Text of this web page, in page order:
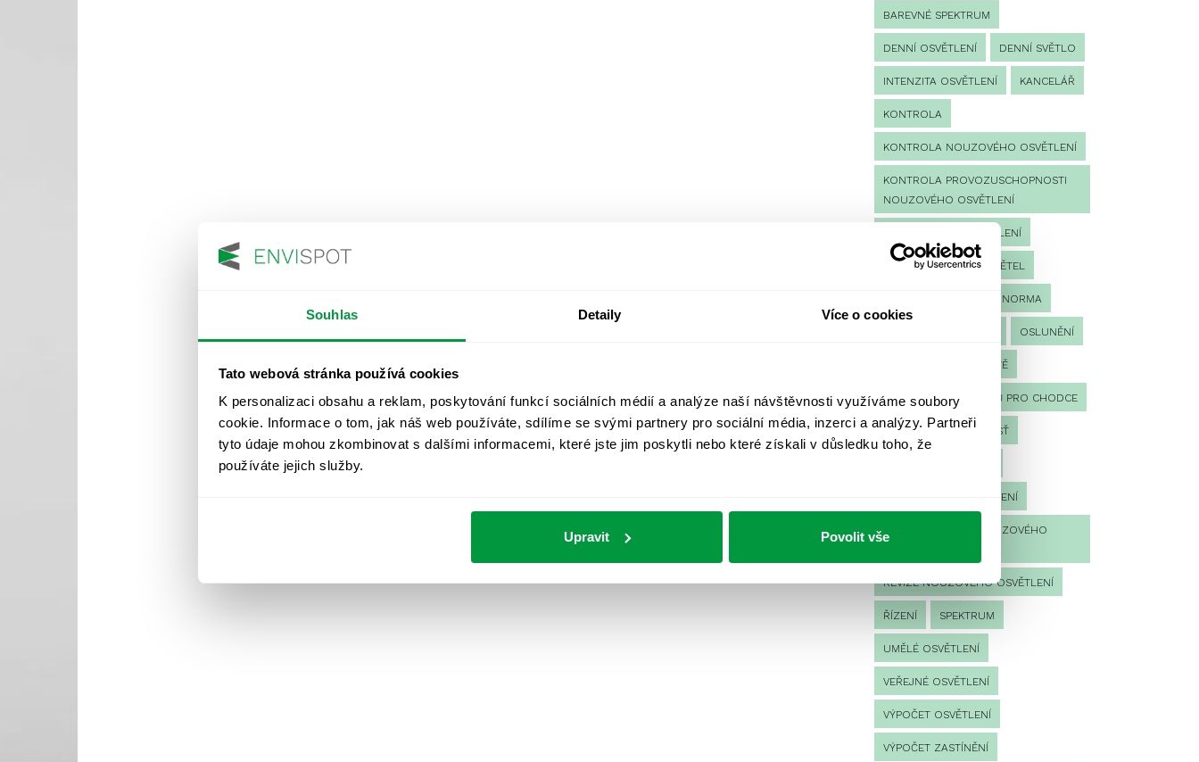
Souhlas Detaily Více o cookies
Tato webová stránka používá cookies
K personalizaci obsahu a reklam, poskytování funkcí sociálních médií a analýze naší návštěvnosti využíváme soubory
cookie. Informace o tom, jak náš web používáte, sdílíme se svými partnery pro sociální média, inzerci a analýzy. Partneři
tyto údaje mohou zkombinovat s dalšími informacemi, které jste jim poskytli nebo které získali v důsledku toho, že
používáte jejich služby.
Upravit Povolit vše
BAREVNÉ SPEKTRUM
DENNÍ OSVĚTLENÍ DENNÍ SVĚTLO
INTENZITA OSVĚTLENÍ KANCELÁŘ
KONTROLA
KONTROLA NOUZOVÉHO OSVĚTLENÍ
KONTROLA PROVOZUSCHOPNOSTI
NOUZOVÉHO OSVĚTLENÍ
LED NOUZOVÉ OSVĚTLENÍ
MĚŘENÍ MĚŘENÍ SVĚTEL
NORMA
OSLUNĚNÍ
OSVĚTLENÍ PRACOVIŠTĚ
OSVĚTLENÍ PŘECHODŮ PRO CHODCE
OSVĚTLENÍ SPORTOVIŠŤ
PROTIPANICKÉ OSVĚTLENÍ
PROVOZNÍ DENÍK NOUZOVÉHO
REVIZE NOUZOVÉHO OSVĚTLENÍ
ŘÍZENÍ SPEKTRUM
UMĚLÉ OSVĚTLENÍ
VEŘEJNÉ OSVĚTLENÍ
VÝPOČET OSVĚTLENÍ
VÝPOČET ZASTÍNĚNÍ